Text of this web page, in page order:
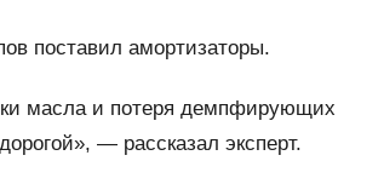
поставил амортизаторы.
масла и потеря демпфирующих
— рассказал эксперт.